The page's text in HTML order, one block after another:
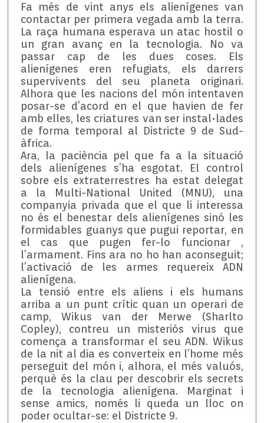
Fa més de vint anys els alienígenes van
contactar per primera vegada amb la terra.
La raça humana esperava un atac hostil o
un gran avanç en la tecnologia. No va
passar cap de les dues coses. Els
alienígenes eren refugiats, els darrers
supervivents del seu planeta originari.
Alhora que les nacions del món intentaven
posar-se d’acord en el que havien de fer
amb elles, les criatures van ser instal•lades
de forma temporal al Districte 9 de Sud-
àfrica.
Ara, la paciència pel que fa a la situació
dels alienígenes s’ha esgotat. El control
sobre els extraterrestres ha estat delegat
a la Multi-National United (MNU), una
companyia privada que el que li interessa
no és el benestar dels alienígenes sinó les
formidables guanys que pugui reportar, en
el cas que pugen fer-lo funcionar ,
l’armament. Fins ara no ho han aconseguit;
l’activació de les armes requereix ADN
alienígena.
La tensió entre els aliens i els humans
arriba a un punt crític quan un operari de
camp, Wikus van der Merwe (Sharlto
Copley), contreu un misteriós virus que
comença a transformar el seu ADN. Wikus
de la nit al dia es converteix en l’home més
perseguit del món i, alhora, el més valuós,
perquè és la clau per descobrir els secrets
de la tecnologia alienígena. Marginat i
sense amics, només li queda un lloc on
poder ocultar-se: el Districte 9.